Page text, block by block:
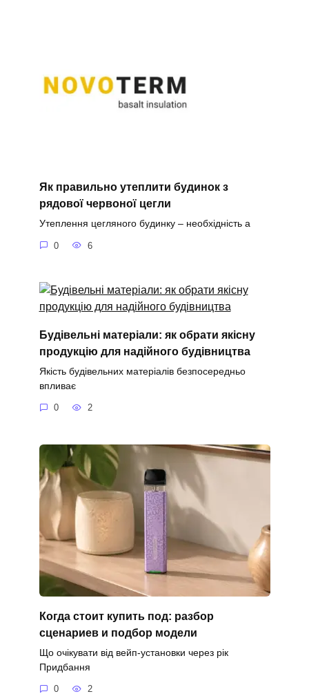
Як правильно утеплити будинок з
рядової червоної цегли
Утеплення цегляного будинку – необхідність а
0 6
Будівельні матеріали: як обрати якісну
продукцію для надійного будівництва
Якість будівельних матеріалів безпосередньо
впливає
0 2
Когда стоит купить под: разбор
сценариев и подбор модели
Що очікувати від вейп-установки через рік
Придбання
0 2